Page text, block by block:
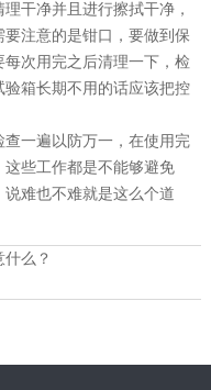
干净并且进行擦拭干净，
注意的是钳口，要做到保
次用完之后清理一下，检
箱长期不用的话应该把控
一遍以防万一，在使用完
些工作都是不能够避免
难也不难就是这么个道
么？